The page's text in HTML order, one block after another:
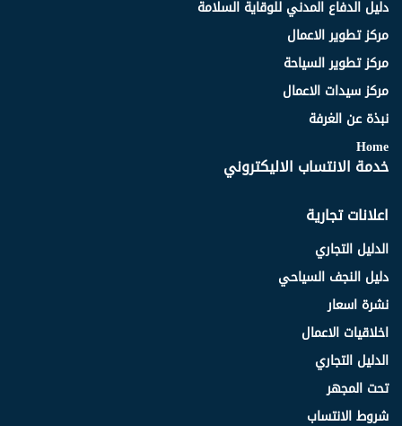
دليل الدفاع المدني للوقاية السلامة
مركز تطوير الاعمال
مركز تطوير السياحة
مركز سيدات الاعمال
نبذة عن الغرفة
Home
خدمة الانتساب الاليكتروني
اعلانات تجارية
الدليل التجاري
دليل النجف السياحي
نشرة اسعار
اخلاقيات الاعمال
الدليل التجاري
تحت المجهر
شروط الانتساب